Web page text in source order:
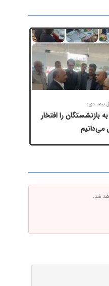
بیمه دی:
بازنشستگان‌ را افتخار
می‌دانیم
شد.